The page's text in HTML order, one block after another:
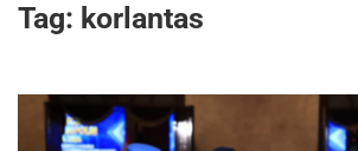
Tag: korlantas